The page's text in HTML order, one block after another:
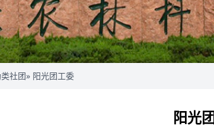
社团» 阳光团工委
阳光